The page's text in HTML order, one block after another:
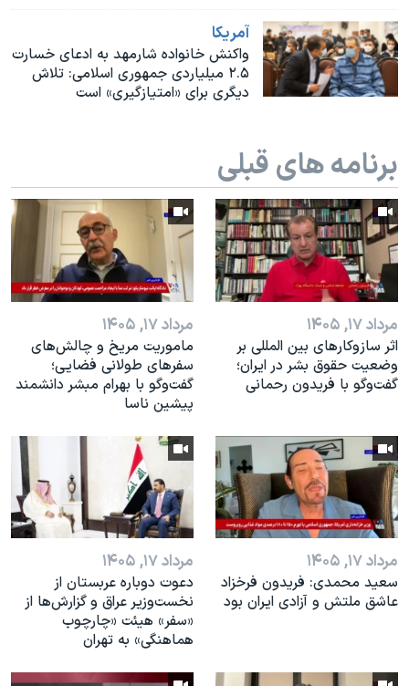
آمريکا
واکنش خانواده شارمهد به ادعای خسارت
۲.۵ میلیاردی جمهوری اسلامی: تلاش
دیگری برای «امتیازگیری» است
برنامه های قبلی
مرداد ۱۷, ۱۴۰۵
اثر ساز‌و‌کارهای بین المللی بر
وضعیت حقوق بشر در ایران؛
گفت‌وگو با فریدون رحمانی
مرداد ۱۷, ۱۴۰۵
ماموریت مریخ و چالش‌های
سفرهای طولانی فضایی؛
گفت‌وگو با بهرام مبشر دانشمند
پیشین ناسا
مرداد ۱۷, ۱۴۰۵
سعید محمدی: فریدون فرخزاد
عاشق ملتش و آزادی ایران بود
مرداد ۱۷, ۱۴۰۵
دعوت دوباره عربستان از
نخست‌وزیر عراق و گزارش‌ها از
«سفر» هیئت «چارچوب
هماهنگی» به تهران